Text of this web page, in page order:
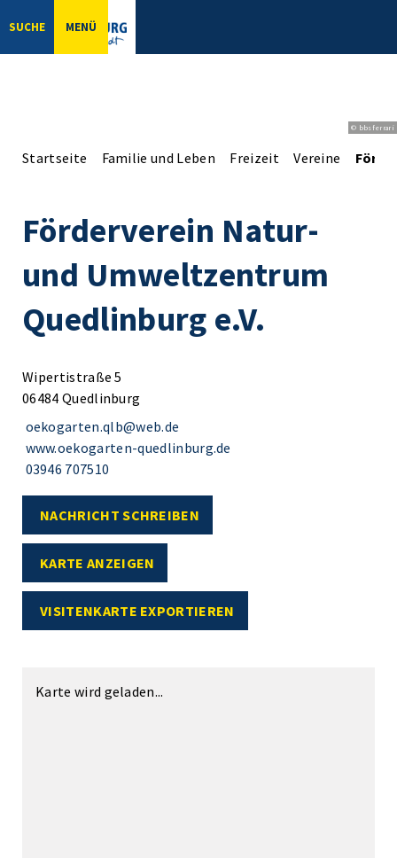
SUCHE MENÜ
© bbsferrari
Startseite Familie und Leben Freizeit Vereine
Förderverein Natur-
und Umweltzentrum
Quedlinburg e.V.
Wipertistraße 5
06484 Quedlinburg
oekogarten.qlb@web.de
www.oekogarten-quedlinburg.de
03946 707510
NACHRICHT SCHREIBEN
KARTE ANZEIGEN
VISITENKARTE EXPORTIEREN
Karte wird geladen...